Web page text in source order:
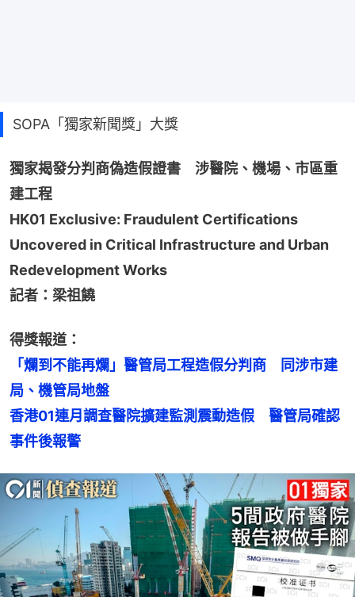
SOPA「獨家新聞獎」大獎
獨家揭發分判商偽造假證書　涉醫院、機場、市區重
建工程
HK01 Exclusive: Fraudulent Certifications
Uncovered in Critical Infrastructure and Urban
Redevelopment Works
記者：梁祖饒
得獎報道：
「爛到不能再爛」醫管局工程造假分判商　同涉市建
香港01連月調查醫院擴建監測震動造假　醫管局確認
事件後報警